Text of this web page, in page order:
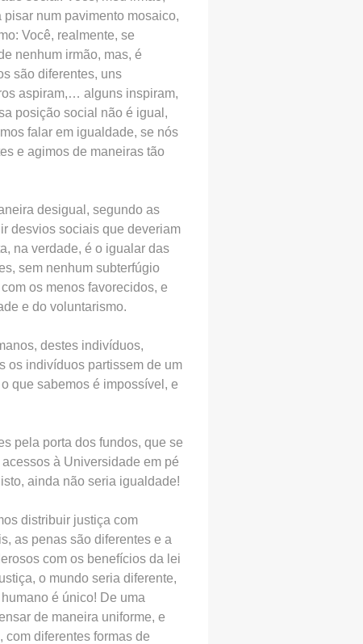
num pavimento mosaico,
Você, realmente, se
nenhum irmão, mas, é
são diferentes, uns
aspiram,… alguns inspiram,
posição social não é igual,
falar em igualdade, se nós
e agimos de maneiras tão
desigual, segundo as
desvios sociais que deveriam
na verdade, é o igualar das
sem nenhum subterfúgio
os menos favorecidos, e
e do voluntarismo.
destes indivíduos,
os indivíduos partissem de um
que sabemos é impossível, e
pela porta dos fundos, que se
à Universidade em pé
ainda não seria igualdade!
distribuir justiça com
as penas são diferentes e a
com os benefícios da lei
o mundo seria diferente,
é único! De uma
de maneira uniforme, e
com diferentes formas de